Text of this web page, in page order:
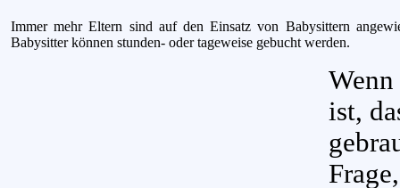
Immer mehr Eltern sind auf den Einsatz von Babysittern
Babysitter können stunden- oder tageweise gebucht werden.
ist,